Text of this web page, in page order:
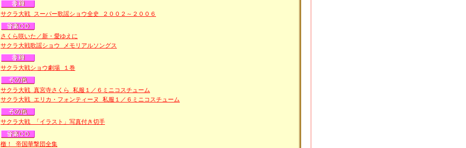
サクラ大戦 スーパー歌謡ショウ全史 ２００２～２００６
さくら咲いた／新・愛ゆえに
サクラ大戦歌謡ショウ メモリアルソングス
サクラ大戦ショウ劇場 １巻
サクラ大戦 真宮寺さくら 私服１／６ミニコスチューム
サクラ大戦 エリカ・フォンティーヌ 私服１／６ミニコスチューム
サクラ大戦 「イラスト」写真付き切手
檄！ 帝国華撃団全集